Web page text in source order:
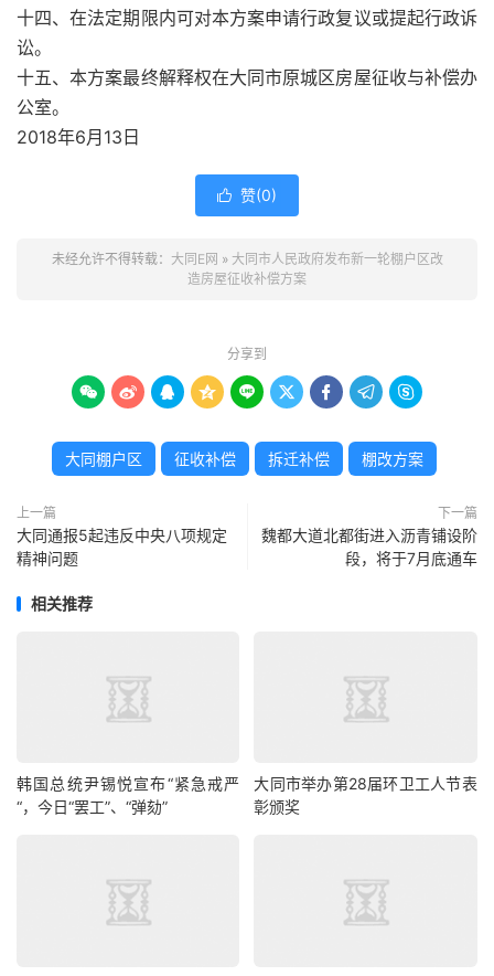
十四、在法定期限内可对本方案申请行政复议或提起行政诉
讼。
十五、本方案最终解释权在大同市原城区房屋征收与补偿办
公室。
2018年6月13日
 赞(0)
未经允许不得转载： 大同E网 » 大同市人民政府发布新一轮棚户区改
造房屋征收补偿方案
分享到
        
大同棚户区 征收补偿 拆迁补偿 棚改方案
上一篇
大同通报5起违反中央八项规定
精神问题
下一篇
魏都大道北都街进入沥青铺设阶
段，将于7月底通车
相关推荐
韩国总统尹锡悦宣布“紧急戒严
“，今日“罢工”、“弹劾”
大同市举办第28届环卫工人节表
彰颁奖